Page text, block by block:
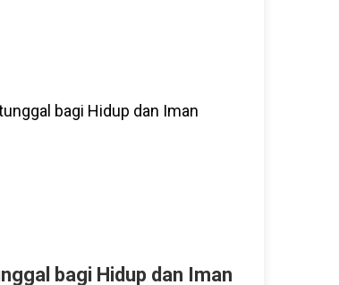
bagi Hidup dan Iman
bagi Hidup dan Iman